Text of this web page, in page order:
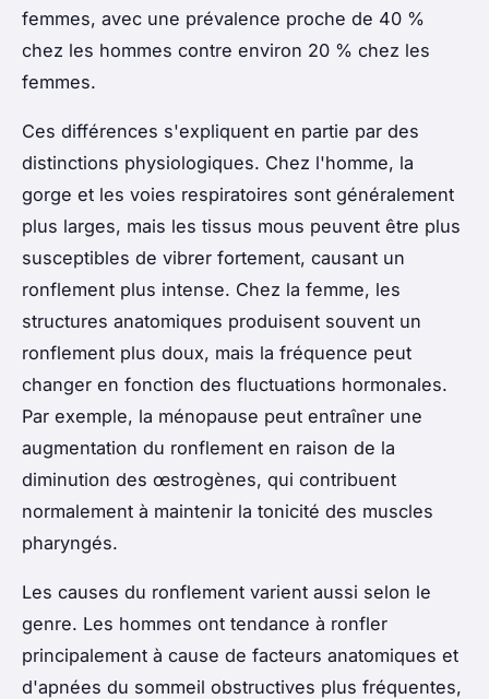
femmes, avec une prévalence proche de 40 %
chez les hommes contre environ 20 % chez les
femmes.
Ces différences s'expliquent en partie par des
distinctions physiologiques. Chez l'homme, la
gorge et les voies respiratoires sont généralement
plus larges, mais les tissus mous peuvent être plus
susceptibles de vibrer fortement, causant un
ronflement plus intense. Chez la femme, les
structures anatomiques produisent souvent un
ronflement plus doux, mais la fréquence peut
changer en fonction des fluctuations hormonales.
Par exemple, la ménopause peut entraîner une
augmentation du ronflement en raison de la
diminution des œstrogènes, qui contribuent
normalement à maintenir la tonicité des muscles
pharyngés.
Les causes du ronflement varient aussi selon le
genre. Les hommes ont tendance à ronfler
principalement à cause de facteurs anatomiques et
d'apnées du sommeil obstructives plus fréquentes,